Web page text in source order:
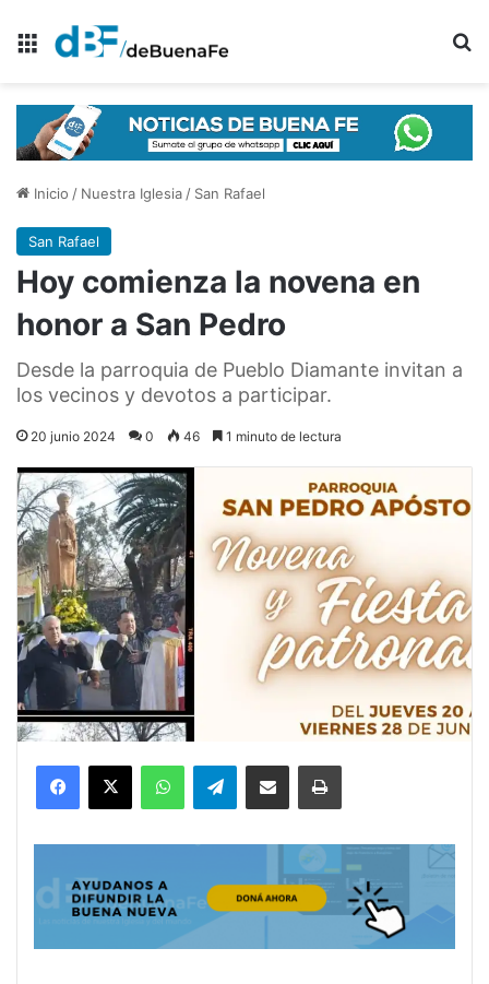
Menú
Inicio / Nuestra Iglesia/ San Rafael
San Rafael
Hoy comienza la novena en
honor a San Pedro
Desde la parroquia de Pueblo Diamante invitan a
los vecinos y devotos a participar.
20 junio 2024 0 46 1 minuto de lectura
Telegram